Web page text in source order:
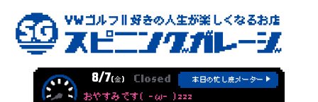
8/7(金) Closed 本日の忙し度メーター
おやすみです( -ω- )zzz